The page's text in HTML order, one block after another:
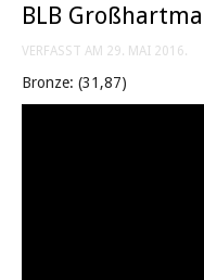
BLB
VERFASST AM 29. MAI 2016.
Bronze: (31,87)